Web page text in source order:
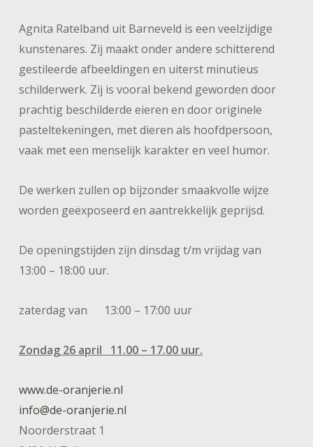
Agnita Ratelband uit Barneveld is een veelzijdige
kunstenares. Zij maakt onder andere schitterend
gestileerde afbeeldingen en uiterst minutieus
schilderwerk. Zij is vooral bekend geworden door
prachtig beschilderde eieren en door originele
pasteltekeningen, met dieren als hoofdpersoon,
vaak met een menselijk karakter en veel humor.
De werken zullen op bijzonder smaakvolle wijze
worden geëxposeerd en aantrekkelijk geprijsd.
De openingstijden zijn dinsdag t/m vrijdag van
13:00 – 18:00 uur.
zaterdag van 13:00 – 17:00 uur
Zondag 26 april 11.00 – 17.00 uur.
www.de-oranjerie.nl
info@de-oranjerie.nl
Noorderstraat 1